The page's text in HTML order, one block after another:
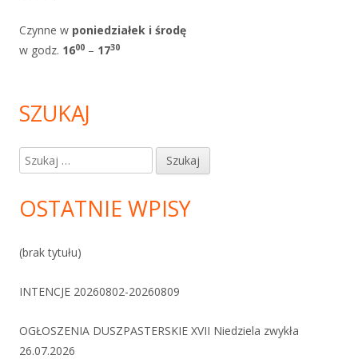
Czynne w poniedziałek i środę
w godz. 1600 – 1730
SZUKAJ
Szukaj:
OSTATNIE WPISY
(brak tytułu)
INTENCJE 20260802-20260809
OGŁOSZENIA DUSZPASTERSKIE XVII Niedziela zwykła
26.07.2026